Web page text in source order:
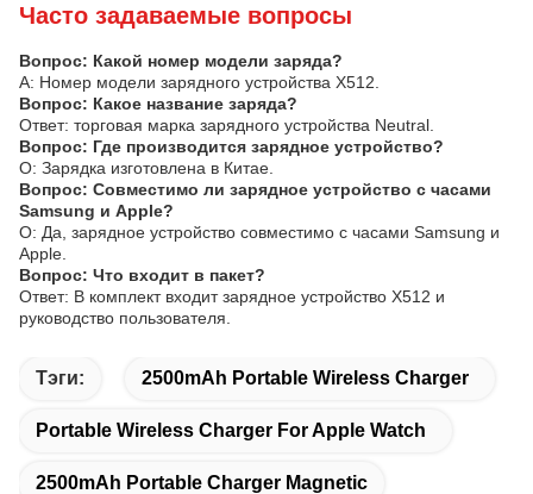
Часто задаваемые вопросы
Вопрос: Какой номер модели заряда?
А: Номер модели зарядного устройства X512.
Вопрос: Какое название заряда?
Ответ: торговая марка зарядного устройства Neutral.
Вопрос: Где производится зарядное устройство?
О: Зарядка изготовлена в Китае.
Вопрос: Совместимо ли зарядное устройство с часами
Samsung и Apple?
О: Да, зарядное устройство совместимо с часами Samsung и
Apple.
Вопрос: Что входит в пакет?
Ответ: В комплект входит зарядное устройство X512 и
руководство пользователя.
Тэги: 2500mAh Portable Wireless Charger
Portable Wireless Charger For Apple Watch
2500mAh Portable Charger Magnetic